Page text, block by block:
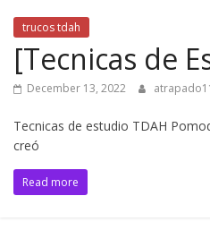
trucos tdah
[Tecnicas de
December 13, 2022
Tecnicas de estudio TDAH
creó
Read more